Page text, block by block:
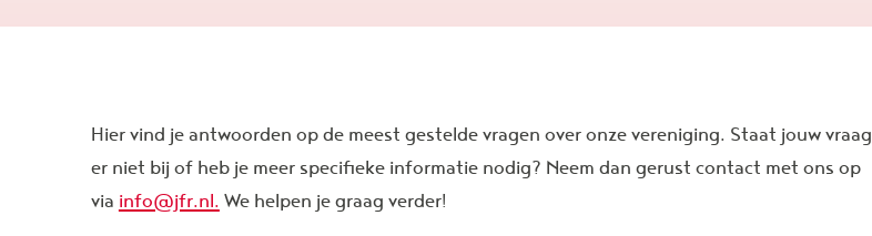
Hier vind je antwoorden op de meest gestelde vragen over onze vereniging. Staat jouw vraag
er niet bij of heb je meer specifieke informatie nodig? Neem dan gerust contact met ons op
via info@jfr.nl. We helpen je graag verder!